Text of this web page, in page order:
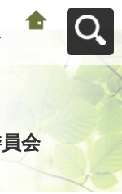
会